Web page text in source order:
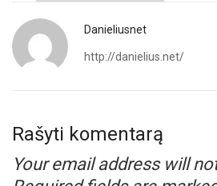
Danieliusnet
http://danielius.net/
Rašyti komentarą
Your email address will